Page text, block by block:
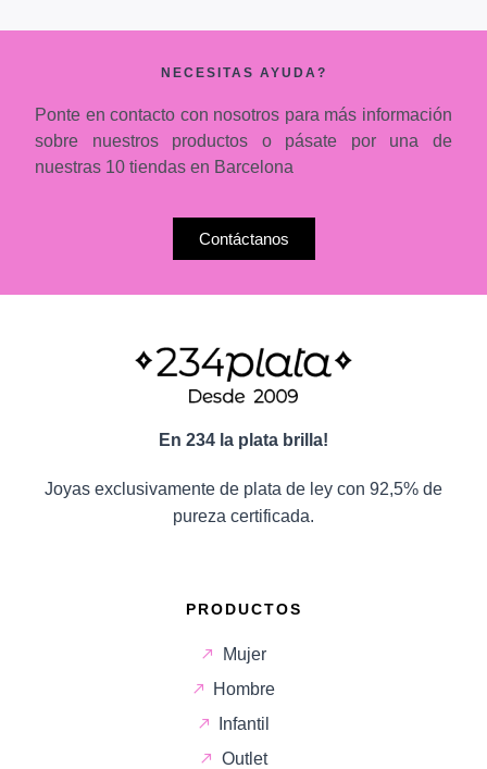
NECESITAS AYUDA?
Ponte en contacto con nosotros para más información
sobre nuestros productos o pásate por una de
nuestras 10 tiendas en Barcelona
Contáctanos
En 234 la plata brilla!
Joyas exclusivamente de plata de ley con 92,5% de
pureza certificada.
PRODUCTOS
Mujer
Hombre
Infantil
Outlet